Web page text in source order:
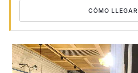
CÓMO LLEGAR